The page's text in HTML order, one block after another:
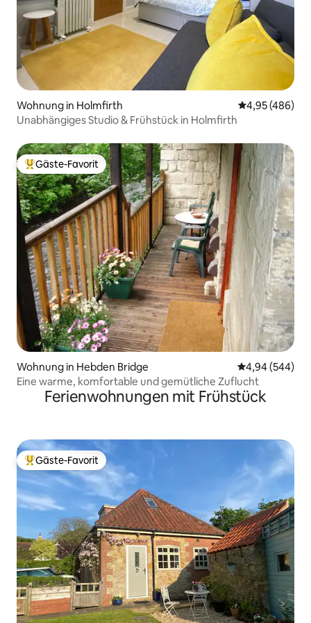
Wohnung in Holmfirth
4,95 (486)
Unabhängiges Studio & Frühstück in Holmfirth
Beliebter Gäste-Favorit.
Gäste-Favorit
Wohnung in Hebden Bridge
4,94 (544)
Eine warme, komfortable und gemütliche Zuflucht
Ferienwohnungen mit Frühstück
Beliebter Gäste-Favorit.
Gäste-Favorit